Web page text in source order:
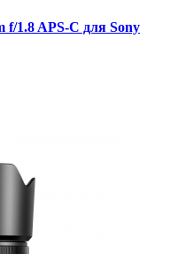
1.8 APS-C для Sony